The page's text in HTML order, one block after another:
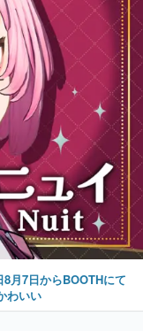
8月7日からBOOTHにて
わいい